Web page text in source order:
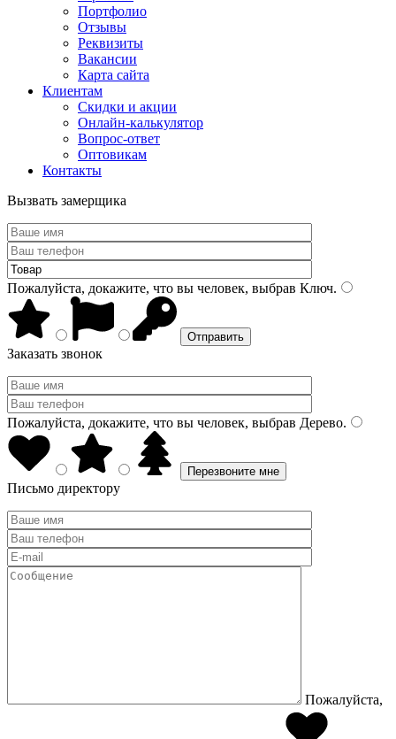
Портфолио
Отзывы
Реквизиты
Вакансии
Карта сайта
Клиентам
Скидки и акции
Онлайн-калькулятор
Вопрос-ответ
Оптовикам
Контакты
Вызвать замерщика
Пожалуйста, докажите, что вы человек, выбрав Ключ.
Заказать звонок
Пожалуйста, докажите, что вы человек, выбрав Дерево.
Письмо директору
Пожалуйста,